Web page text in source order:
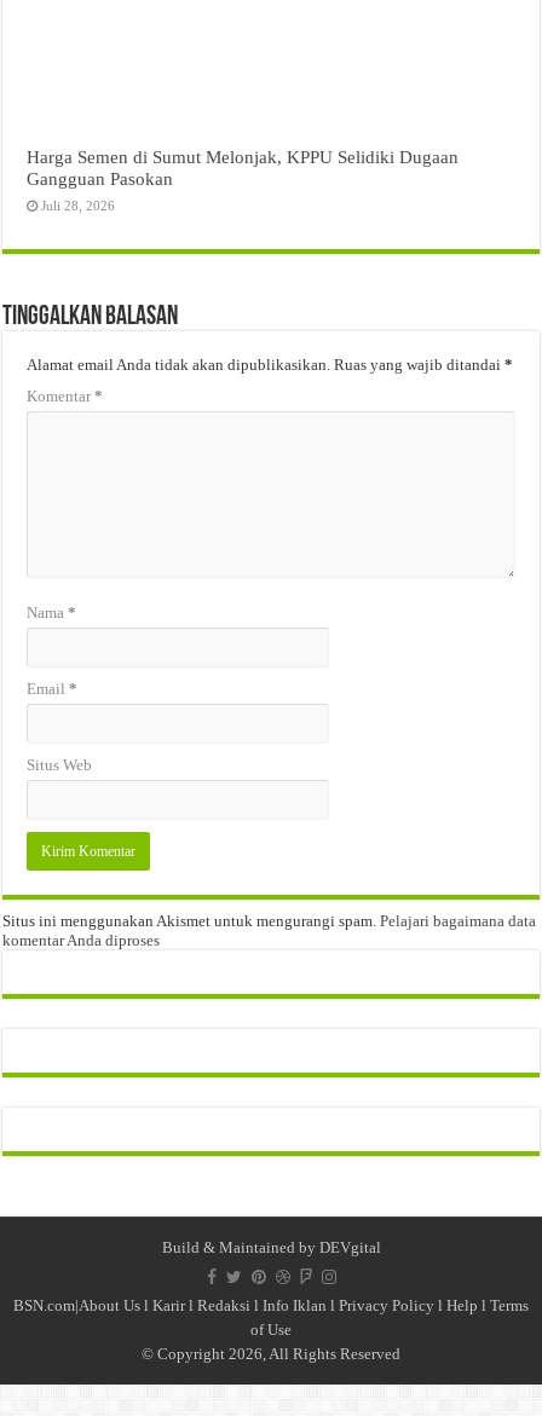
Harga Semen di Sumut Melonjak, KPPU Selidiki Dugaan
Gangguan Pasokan
Juli 28, 2026
Tinggalkan Balasan
Alamat email Anda tidak akan dipublikasikan. Ruas yang wajib ditandai*
Komentar*
Nama*
Email*
Situs Web
Situs ini menggunakan Akismet untuk mengurangi spam.Pelajari bagaimana data
komentar Anda diproses
Build & Maintained by DEVgital
BSN.com|About Us l Karirl Redaksi l Info Iklan l Privacy Policy l Help l Terms
of Use
© Copyright 2026, All Rights Reserved